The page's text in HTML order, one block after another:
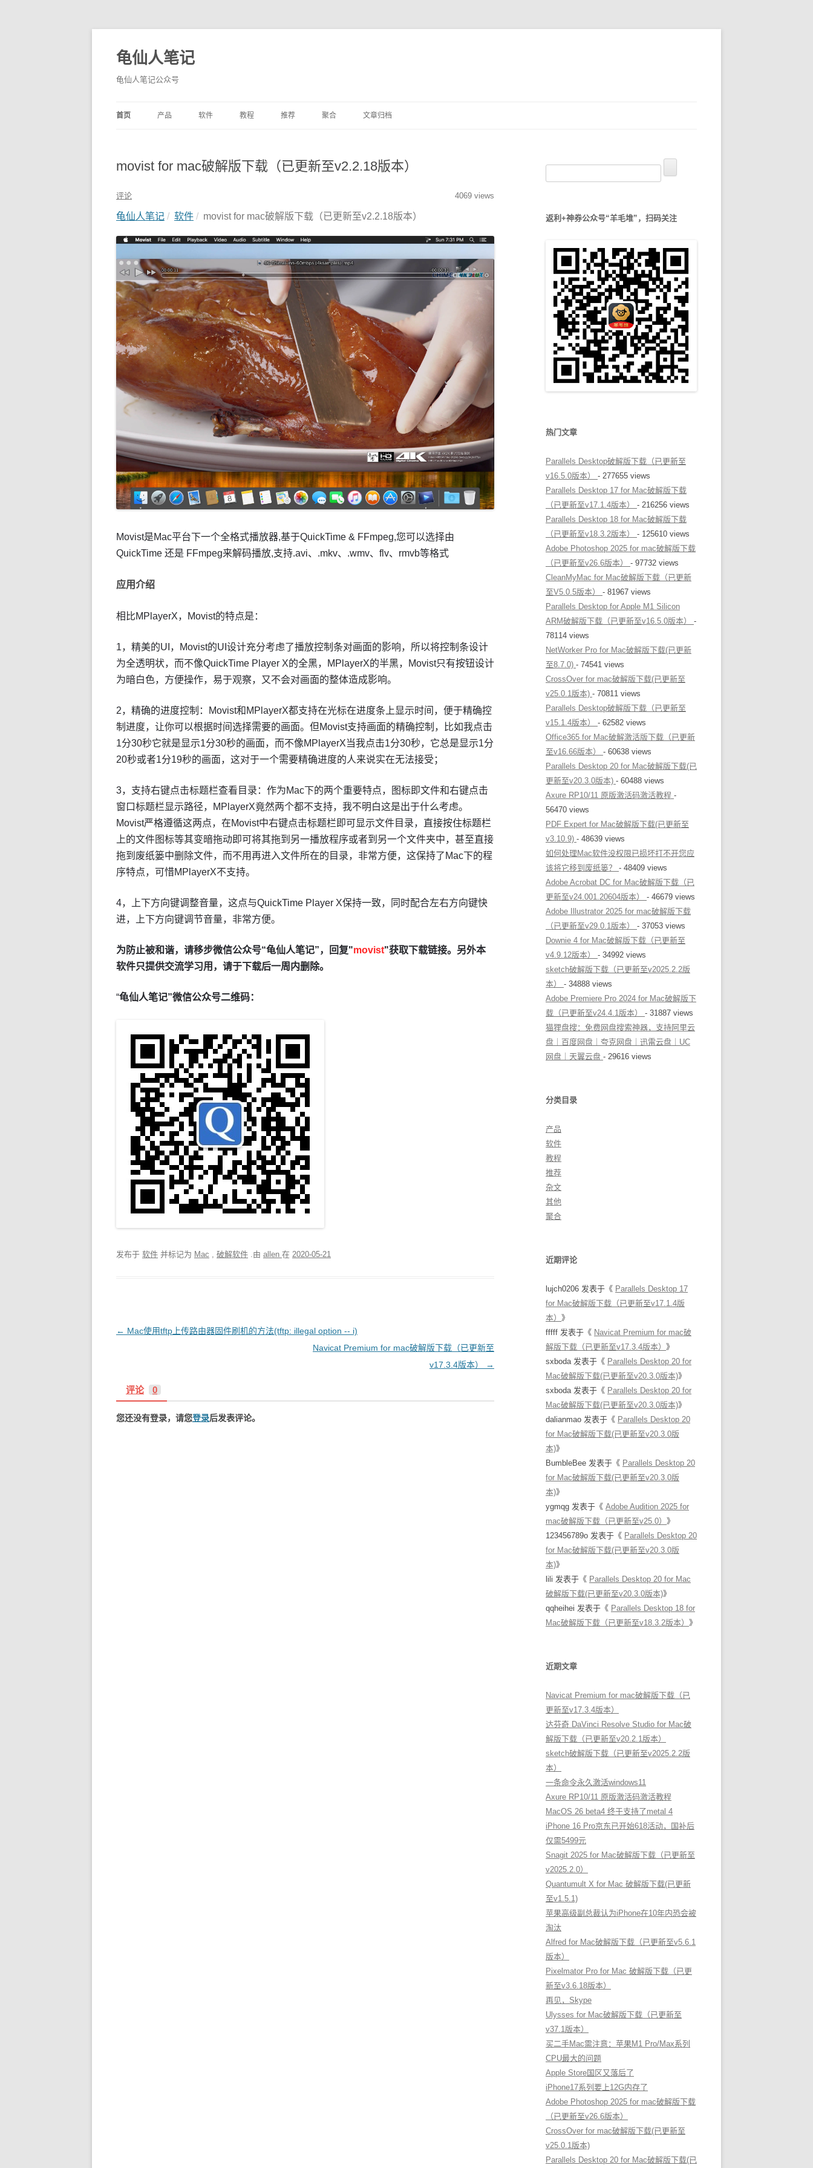
龟仙人笔记
龟仙人笔记公众号
首页 产品 软件 教程 推荐 聚合
其他
文章归档
movist for mac破解版下载（已更新至v2.2.18版本）
评论 4069 views
龟仙人笔记 软件 movist for mac破解版下载（已更新至v2.2.18版本）
Movist是Mac平台下一个全格式播放器,基于QuickTime & FFmpeg,您可以选择由
QuickTime 还是 FFmpeg来解码播放,支持.avi、.mkv、.wmv、flv、rmvb等格式
应用介绍
相比MPlayerX，Movist的特点是：
1，精美的UI，Movist的UI设计充分考虑了播放控制条对画面的影响，所以将控制条设计
为全透明状，而不像QuickTime Player X的全黑，MPlayerX的半黑，Movist只有按钮设计
为暗白色，方便操作，易于观察，又不会对画面的整体造成影响。
2，精确的进度控制：Movist和MPlayerX都支持在光标在进度条上显示时间，便于精确控
制进度，让你可以根据时间选择需要的画面。但Movist支持画面的精确控制，比如我点击
1分30秒它就是显示1分30秒的画面，而不像MPlayerX当我点击1分30秒，它总是显示1分
20秒或者1分19秒的画面，这对于一个需要精确进度的人来说实在无法接受；
3，支持右键点击标题栏查看目录：作为Mac下的两个重要特点，图标即文件和右键点击
窗口标题栏显示路径，MPlayerX竟然两个都不支持，我不明白这是出于什么考虑。
Movist严格遵循这两点，在Movist中右键点击标题栏即可显示文件目录，直接按住标题栏
上的文件图标等其变暗拖动即可将其拖到另一播放程序或者到另一个文件夹中，甚至直接
拖到废纸篓中删除文件，而不用再进入文件所在的目录，非常方便，这保持了Mac下的程
序特点，可惜MPlayerX不支持。
4，上下方向键调整音量，这点与QuickTime Player X保持一致，同时配合左右方向键快
进，上下方向键调节音量，非常方便。
为防止被和谐，请移步微信公众号“龟仙人笔记”，回复"movist"获取下载链接。另外本
软件只提供交流学习用，请于下载后一周内删除。
“龟仙人笔记”微信公众号二维码：
发布于 软件 并标记为 Mac 破解软件 .由 allen 在 2020-05-21
文
← Mac使用tftp上传路由器固件刷机的方法(tftp: illegal option -- i)
Navicat Premium for mac破解版下载（已更新至
v17.3.4版本）
→
评论 0
您还没有登录，请您登录后发表评论。
搜
索
返利+神券公众号“羊毛堆”，扫码关注
热门文章
Parallels Desktop破解版下载（已更新至
v16.5.0版本） - 277655 views
Parallels Desktop 17 for Mac破解版下载
（已更新至v17.1.4版本） - 216256 views
Parallels Desktop 18 for Mac破解版下载
（已更新至v18.3.2版本） - 125610 views
Adobe Photoshop 2025 for mac破解版下载
（已更新至v26.6版本） - 97732 views
CleanMyMac for Mac破解版下载（已更新
至V5.0.5版本） - 81967 views
Parallels Desktop for Apple M1 Silicon
ARM破解版下载（已更新至v16.5.0版本） -
78114 views
NetWorker Pro for Mac破解版下载(已更新
至8.7.0) - 74541 views
CrossOver for mac破解版下载(已更新至
v25.0.1版本) - 70811 views
Parallels Desktop破解版下载（已更新至
v15.1.4版本） - 62582 views
Office365 for Mac破解激活版下载（已更新
至v16.66版本） - 60638 views
Parallels Desktop 20 for Mac破解版下载(已
更新至v20.3.0版本) - 60488 views
Axure RP10/11 原版激活码激活教程 -
56470 views
PDF Expert for Mac破解版下载(已更新至
v3.10.9) - 48639 views
如何处理Mac软件没权限已损坏打不开您应
该将它移到废纸篓？ - 48409 views
Adobe Acrobat DC for Mac破解版下载（已
更新至v24.001.20604版本） - 46679 views
Adobe Illustrator 2025 for mac破解版下载
（已更新至v29.0.1版本） - 37053 views
Downie 4 for Mac破解版下载（已更新至
v4.9.12版本） - 34992 views
sketch破解版下载（已更新至v2025.2.2版
本） - 34888 views
Adobe Premiere Pro 2024 for Mac破解版下
载（已更新至v24.4.1版本） - 31887 views
猫狸盘搜：免费网盘搜索神器，支持阿里云
盘｜百度网盘｜夸克网盘｜迅雷云盘｜UC
网盘｜天翼云盘 - 29616 views
分类目录
产品
软件
教程
推荐
杂文
其他
聚合
近期评论
lujch0206 发表于《 Parallels Desktop 17
for Mac破解版下载（已更新至v17.1.4版
本） 》
fffff 发表于《 Navicat Premium for mac破
解版下载（已更新至v17.3.4版本） 》
sxboda发表于《 Parallels Desktop 20 for
Mac破解版下载(已更新至v20.3.0版本)》
sxboda发表于《 Parallels Desktop 20 for
Mac破解版下载(已更新至v20.3.0版本)》
dalianmao 发表于《 Parallels Desktop 20
for Mac破解版下载(已更新至v20.3.0版
本)》
BumbleBee 发表于《 Parallels Desktop 20
for Mac破解版下载(已更新至v20.3.0版
本)》
ygmqg 发表于《 Adobe Audition 2025 for
mac破解版下载（已更新至v25.0） 》
123456789o 发表于《 Parallels Desktop 20
for Mac破解版下载(已更新至v20.3.0版
本)》
lili 发表于《 Parallels Desktop 20 for Mac
破解版下载(已更新至v20.3.0版本)》
qqheihei 发表于《 Parallels Desktop 18 for
Mac破解版下载（已更新至v18.3.2版本） 》
近期文章
Navicat Premium for mac破解版下载（已
更新至v17.3.4版本）
达芬奇 DaVinci Resolve Studio for Mac破
解版下载（已更新至v20.2.1版本）
sketch破解版下载（已更新至v2025.2.2版
本）
一条命令永久激活windows11
Axure RP10/11 原版激活码激活教程
MacOS 26 beta4 终于支持了metal 4
iPhone 16 Pro京东已开始618活动，国补后
仅需5499元
Snagit 2025 for Mac破解版下载（已更新至
v2025.2.0）
Quantumult X for Mac 破解版下载(已更新
至v1.5.1)
苹果高级副总裁认为iPhone在10年内恐会被
淘汰
Alfred for Mac破解版下载（已更新至v5.6.1
版本）
Pixelmator Pro for Mac 破解版下载（已更
新至v3.6.18版本）
再见，Skype
Ulysses for Mac破解版下载（已更新至
v37.1版本）
买二手Mac需注意：苹果M1 Pro/Max系列
CPU最大的问题
Apple Store国区又落后了
iPhone17系列要上12G内存了
Adobe Photoshop 2025 for mac破解版下载
（已更新至v26.6版本）
CrossOver for mac破解版下载(已更新至
v25.0.1版本)
Parallels Desktop 20 for Mac破解版下载(已